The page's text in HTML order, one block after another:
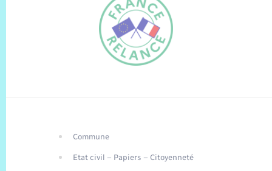
EN
Commune
Etat civil – Papiers – Citoyenneté